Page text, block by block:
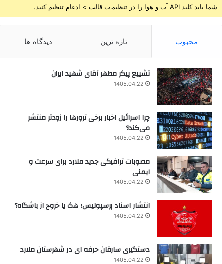
شما باید کلید API آب و هوا را در تنظیمات قالب > ادغام تنظیم کنید.
محبوب تازه ترین دیدگاه ها
تشییع پیکر مطهر آقای شهید ایران
1405.04.22
چرا اسرائیل اخبار برخی ترورها را زودتر منتشر
می‌کند؟
1405.04.22
مصوبات ترافیکی جدید ملارد برای سرعت و
ایمنی
1405.04.22
انتشار اسناد پرسپولیس؛ هک یا خروج از باشگاه؟
1405.04.22
دستگیری سارقان حرفه ای در شهرستان ملارد
1405.04.22